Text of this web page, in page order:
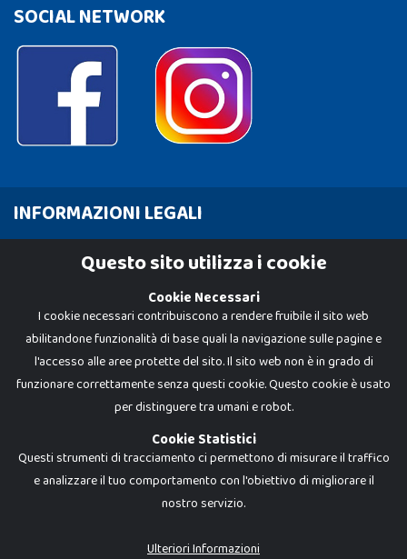
SOCIAL NETWORK
INFORMAZIONI LEGALI
Cookie Policy
Dadi e Mattoncini è un brand di Giocabene Srl. Ogni riproduzione o utilizzo non
I prezzi e le promozioni pubblicate potrebbero differire da quanto esposto in
Questo sito utilizza i cookie
Cookie Necessari
I cookie necessari contribuiscono a rendere fruibile il sito web
abilitandone funzionalità di base quali la navigazione sulle pagine e
l'accesso alle aree protette del sito. Il sito web non è in grado di
funzionare correttamente senza questi cookie. Questo cookie è usato
per distinguere tra umani e robot.
Cookie Statistici
Questi strumenti di tracciamento ci permettono di misurare il traffico
e analizzare il tuo comportamento con l'obiettivo di migliorare il
nostro servizio.
Ulteriori Informazioni